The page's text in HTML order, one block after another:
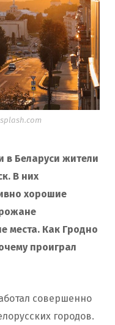
Беларуси жители
В них
хорошие
места. Как Гродно
проиграл
совершенно
городов.